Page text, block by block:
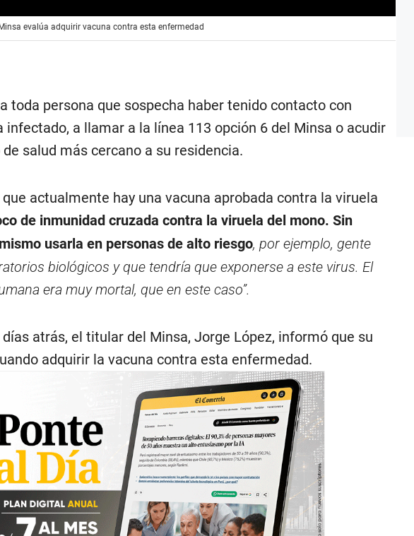
evalúa adquirir vacuna contra esta enfermedad
toda persona que sospecha haber tenido contacto con
infectado, a llamar a la línea 113 opción 6 del Minsa o acudir
salud más cercano a su residencia.
actualmente hay una vacuna aprobada contra la viruela
de inmunidad cruzada contra la viruela del mono. Sin
usarla en personas de alto riesgo, por ejemplo, gente
biológicos y que tendría que exponerse a este virus. El
era muy mortal, que en este caso”.
atrás, el titular del Minsa, Jorge López, informó que su
adquirir la vacuna contra esta enfermedad.